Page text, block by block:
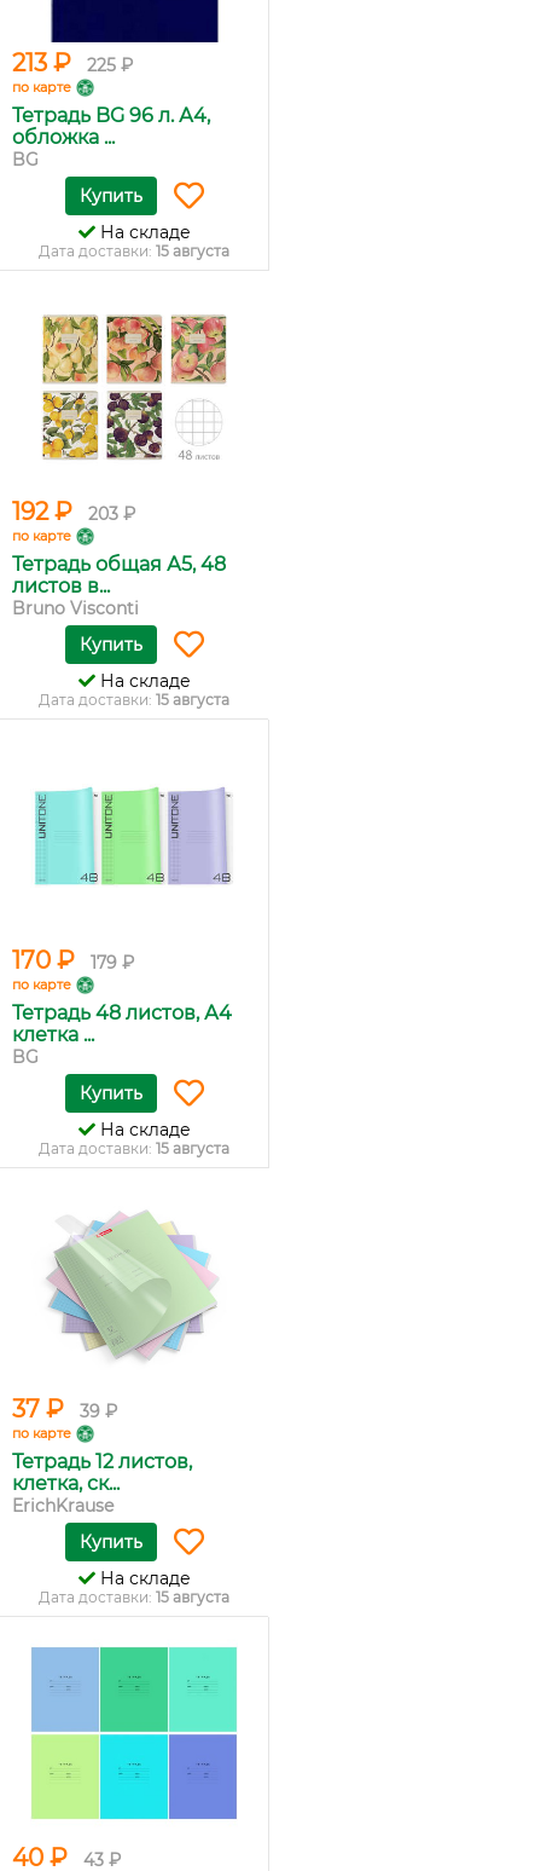
213 ₽ 225 ₽
по карте
Тетрадь BG 96 л. А4,
обложка ...
BG
Купить
На складе
Дата доставки: 15 августа
192 ₽ 203 ₽
по карте
Тетрадь общая А5, 48
листов в...
Bruno Visconti
Купить
На складе
Дата доставки: 15 августа
170 ₽ 179 ₽
по карте
Тетрадь 48 листов, А4
клетка ...
BG
Купить
На складе
Дата доставки: 15 августа
37 ₽ 39 ₽
по карте
Тетрадь 12 листов,
клетка, ск...
ErichKrause
Купить
На складе
Дата доставки: 15 августа
40 ₽ 43 ₽